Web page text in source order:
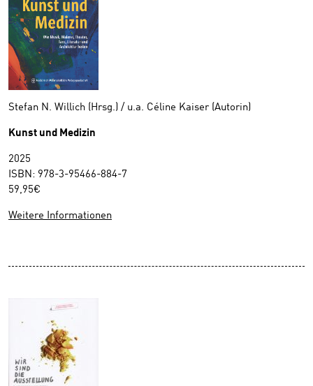
Stefan N. Willich (Hrsg.) / u.a. Céline Kaiser (Autorin)
Kunst und Medizin
2025
ISBN: 978-3-95466-884-7
59,95€
Weitere Informationen